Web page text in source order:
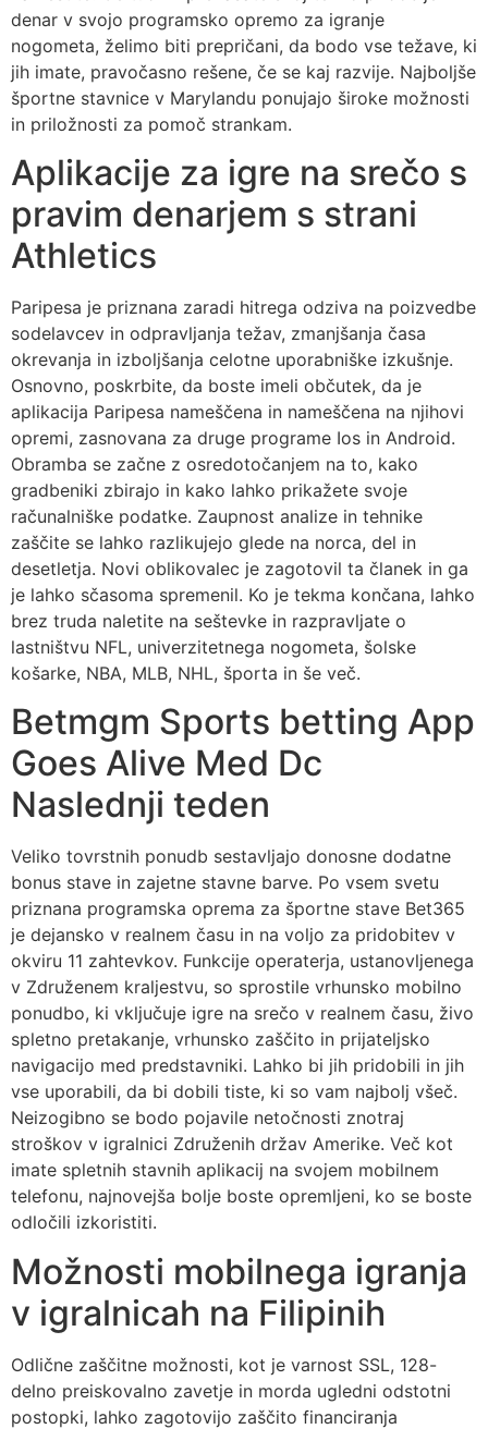
denar v svojo programsko opremo za igranje
nogometa, želimo biti prepričani, da bodo vse težave, ki
jih imate, pravočasno rešene, če se kaj razvije. Najboljše
športne stavnice v Marylandu ponujajo široke možnosti
in priložnosti za pomoč strankam.
Aplikacije za igre na srečo s
pravim denarjem s strani
Athletics
Paripesa je priznana zaradi hitrega odziva na poizvedbe
sodelavcev in odpravljanja težav, zmanjšanja časa
okrevanja in izboljšanja celotne uporabniške izkušnje.
Osnovno, poskrbite, da boste imeli občutek, da je
aplikacija Paripesa nameščena in nameščena na njihovi
opremi, zasnovana za druge programe Ios in Android.
Obramba se začne z osredotočanjem na to, kako
gradbeniki zbirajo in kako lahko prikažete svoje
računalniške podatke. Zaupnost analize in tehnike
zaščite se lahko razlikujejo glede na norca, del in
desetletja. Novi oblikovalec je zagotovil ta članek in ga
je lahko sčasoma spremenil. Ko je tekma končana, lahko
brez truda naletite na seštevke in razpravljate o
lastništvu NFL, univerzitetnega nogometa, šolske
košarke, NBA, MLB, NHL, športa in še več.
Betmgm Sports betting App
Goes Alive Med Dc
Naslednji teden
Veliko tovrstnih ponudb sestavljajo donosne dodatne
bonus stave in zajetne stavne barve. Po vsem svetu
priznana programska oprema za športne stave Bet365
je dejansko v realnem času in na voljo za pridobitev v
okviru 11 zahtevkov. Funkcije operaterja, ustanovljenega
v Združenem kraljestvu, so sprostile vrhunsko mobilno
ponudbo, ki vključuje igre na srečo v realnem času, živo
spletno pretakanje, vrhunsko zaščito in prijateljsko
navigacijo med predstavniki. Lahko bi jih pridobili in jih
vse uporabili, da bi dobili tiste, ki so vam najbolj všeč.
Neizogibno se bodo pojavile netočnosti znotraj
stroškov v igralnici Združenih držav Amerike. Več kot
imate spletnih stavnih aplikacij na svojem mobilnem
telefonu, najnovejša bolje boste opremljeni, ko se boste
odločili izkoristiti.
Možnosti mobilnega igranja
v igralnicah na Filipinih
Odlične zaščitne možnosti, kot je varnost SSL, 128-
delno preiskovalno zavetje in morda ugledni odstotni
postopki, lahko zagotovijo zaščito financiranja